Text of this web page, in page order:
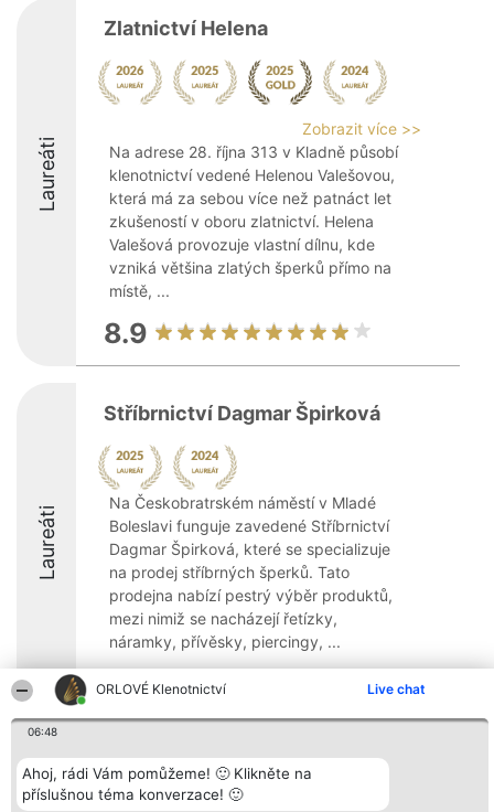
ORLOVÉ Klenotnictví Live chat
06:48
Ahoj, rádi Vám pomůžeme! 🙂 Klikněte na
příslušnou téma konverzace! 🙂
Laureáti
Zlatnictví Helena
Zobrazit více >>
Na adrese 28. října 313 v Kladně působí
klenotnictví vedené Helenou Valešovou,
která má za sebou více než patnáct let
zkušeností v oboru zlatnictví. Helena
Valešová provozuje vlastní dílnu, kde
vzniká většina zlatých šperků přímo na
místě, ...
8.9
Laureáti
Stříbrnictví Dagmar Špirková
Na Českobratrském náměstí v Mladé
Boleslavi funguje zavedené Stříbrnictví
Dagmar Špirková, které se specializuje
na prodej stříbrných šperků. Tato
prodejna nabízí pestrý výběr produktů,
mezi nimiž se nacházejí řetízky,
náramky, přívěsky, piercingy, ...
Organizátor hlasování
Bright Side Solutions sp. z o.
o. sp. k.
Plebiscyt
Vítězové
Seznam všech
Kontakt